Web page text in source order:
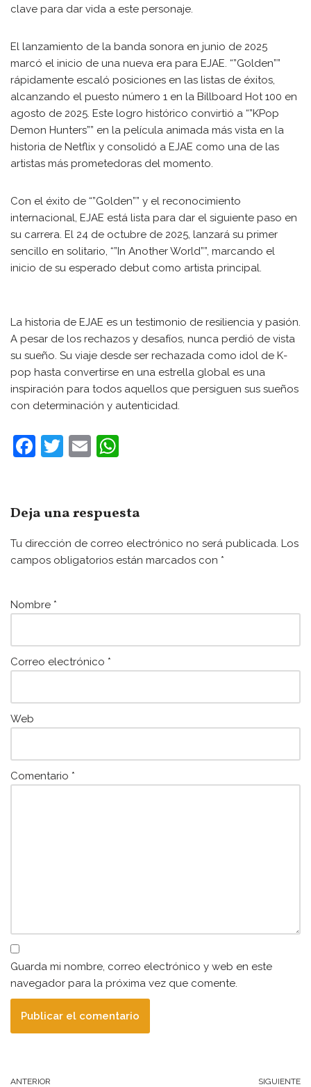
clave para dar vida a este personaje.
El lanzamiento de la banda sonora en junio de 2025
marcó el inicio de una nueva era para EJAE. “”Golden””
rápidamente escaló posiciones en las listas de éxitos,
alcanzando el puesto número 1 en la Billboard Hot 100 en
agosto de 2025. Este logro histórico convirtió a “”KPop
Demon Hunters”” en la película animada más vista en la
historia de Netflix y consolidó a EJAE como una de las
artistas más prometedoras del momento.
Con el éxito de “”Golden”” y el reconocimiento
internacional, EJAE está lista para dar el siguiente paso en
su carrera. El 24 de octubre de 2025, lanzará su primer
sencillo en solitario, “”In Another World””, marcando el
inicio de su esperado debut como artista principal.
La historia de EJAE es un testimonio de resiliencia y pasión.
A pesar de los rechazos y desafíos, nunca perdió de vista
su sueño. Su viaje desde ser rechazada como idol de K-
pop hasta convertirse en una estrella global es una
inspiración para todos aquellos que persiguen sus sueños
con determinación y autenticidad.
F
e
b
o
k
T
er
E
l
s
A
p
Deja una respuesta
Tu dirección de correo electrónico no será publicada. Los
campos obligatorios están marcados con *
Nombre *
Correo electrónico *
Web
Comentario *
Guarda mi nombre, correo electrónico y web en este
navegador para la próxima vez que comente.
ANTERIOR SIGUIENTE